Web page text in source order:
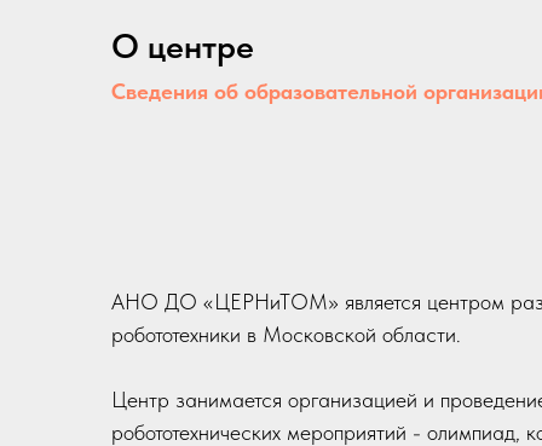
О центре
Сведения об образовательной организации
АНО ДО «ЦЕРНиТОМ» является центром
робототехники в Московской области.
Центр занимается организацией и
робототехнических мероприятий - олимпиад,